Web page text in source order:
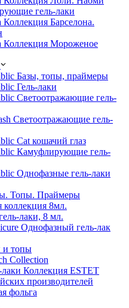
гель-лаки
Коллекция Барселона.
Коллекция Мороженое
Базы, топы, праймеры
Гель-лаки
Светоотражающие гель-
Светоотражающие гель-
Cat кошачий глаз
Камуфлирующие гель-
Однофазные гель-лаки
Топы. Праймеры
коллекция 8мл.
лаки, 8 мл.
Однофазный гель-лак
и топы
Collection
Коллекция ESTET
производителей
фольга